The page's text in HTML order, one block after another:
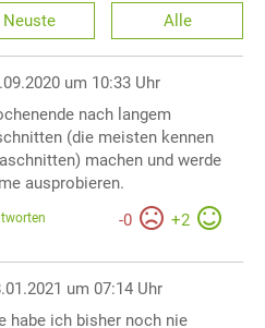
Neuste Alle
um 10:33 Uhr
nach langem
(die meisten kennen
machen und werde
ausprobieren.
-0 +2
um 07:14 Uhr
habe ich bisher noch nie